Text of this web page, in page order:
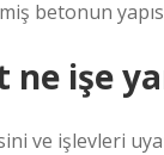
betonun
ne işe
ve işlevleri